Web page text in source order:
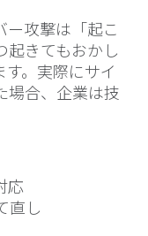
ー攻撃は「起こ
起きてもおかし
。実際にサイ
場合、企業は技
応
直し